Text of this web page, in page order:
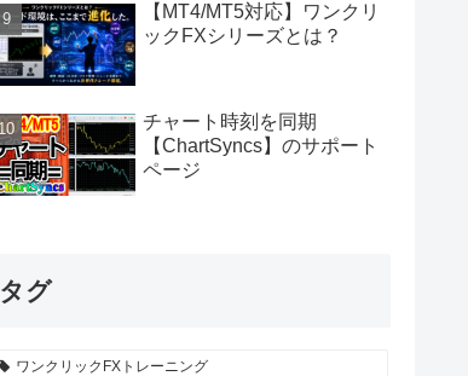
【MT4/MT5対応】ワンクリ
ックFXシリーズとは？
チャート時刻を同期
【ChartSyncs】のサポート
ページ
タグ
ワンクリックFXトレーニング